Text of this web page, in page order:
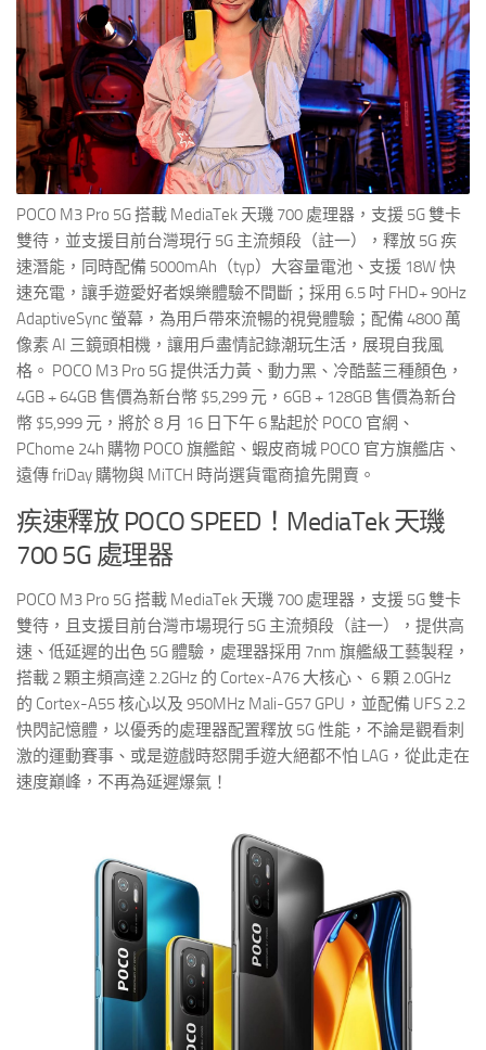
POCO M3 Pro 5G 搭載 MediaTek 天璣 700 處理器，支援 5G 雙卡
雙待，並支援目前台灣現行 5G 主流頻段（註一），釋放 5G 疾
速潛能，同時配備 5000mAh（typ）大容量電池、支援 18W 快
速充電，讓手遊愛好者娛樂體驗不間斷；採用 6.5 吋 FHD+ 90Hz
AdaptiveSync 螢幕，為用戶帶來流暢的視覺體驗；配備 4800 萬
像素 AI 三鏡頭相機，讓用戶盡情記錄潮玩生活，展現自我風
格。 POCO M3 Pro 5G 提供活力黃、動力黑、冷酷藍三種顏色，
4GB + 64GB 售價為新台幣 $5,299 元，6GB + 128GB 售價為新台
幣 $5,999 元，將於 8 月 16 日下午 6 點起於 POCO 官網、
PChome 24h 購物 POCO 旗艦館、蝦皮商城 POCO 官方旗艦店、
遠傳 friDay 購物與 MiTCH 時尚選貨電商搶先開賣。
疾速釋放 POCO SPEED！MediaTek 天璣
700 5G 處理器
POCO M3 Pro 5G 搭載 MediaTek 天璣 700 處理器，支援 5G 雙卡
雙待，且支援目前台灣市場現行 5G 主流頻段（註一），提供高
速、低延遲的出色 5G 體驗，處理器採用 7nm 旗艦級工藝製程，
搭載 2 顆主頻高達 2.2GHz 的 Cortex-A76 大核心、 6 顆 2.0GHz
的 Cortex-A55 核心以及 950MHz Mali-G57 GPU，並配備 UFS 2.2
快閃記憶體，以優秀的處理器配置釋放 5G 性能，不論是觀看刺
激的運動賽事、或是遊戲時怒開手遊大絕都不怕 LAG，從此走在
速度巔峰，不再為延遲爆氣！